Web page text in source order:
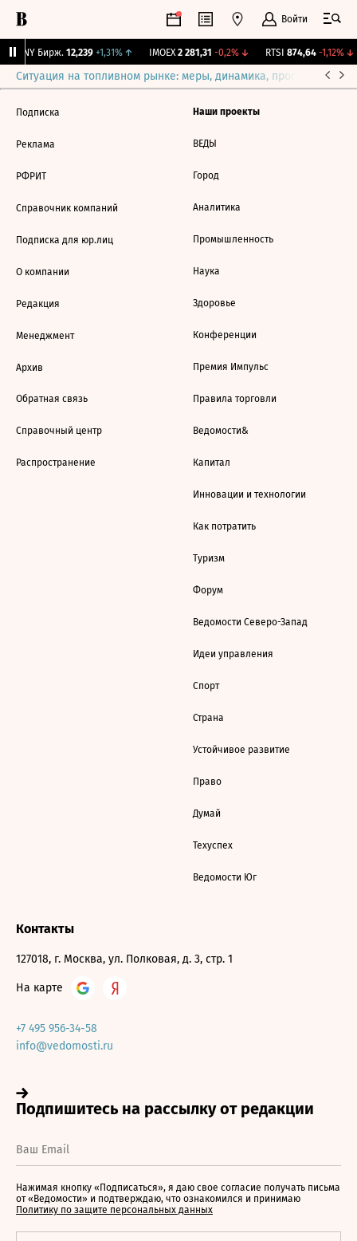
Войти
CNY Бирж. 12,239 +1,31%↑ IMOEX 2 281,31 -0,2%↓ RTSI 874,64 -1,12%↓
Ситуация на топливном рынке: меры, динамика, прогнозы
Подписка
Реклама
РФРИТ
Справочник компаний
Подписка для юр.лиц
О компании
Редакция
Менеджмент
Архив
Обратная связь
Справочный центр
Распространение
Наши проекты
ВЕДЫ
Город
Аналитика
Промышленность
Наука
Здоровье
Конференции
Премия Импульс
Правила торговли
Ведомости&
Капитал
Инновации и технологии
Как потратить
Туризм
Форум
Ведомости Северо-Запад
Идеи управления
Спорт
Страна
Устойчивое развитие
Право
Думай
Техуспех
Ведомости Юг
Контакты
127018, г. Москва, ул. Полковая, д. 3, стр. 1
На карте
+7 495 956-34-58
info@vedomosti.ru
Нажимая кнопку «Подписаться», я даю свое согласие получать письма
от «Ведомости» и подтверждаю, что ознакомился и принимаю
Политику по защите персональных данных